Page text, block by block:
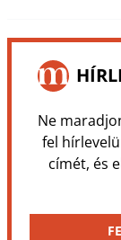
Ne
fel
címét, és